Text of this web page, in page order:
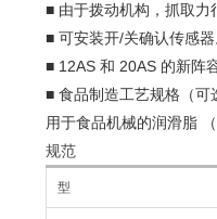
■ 由于拨动机构，抓取力
■ 可安装开/关确认传感
■ 12AS 和 20AS 的新阵
■ 食品制造工艺规格（可
用于食品机械的润滑脂
规范
型